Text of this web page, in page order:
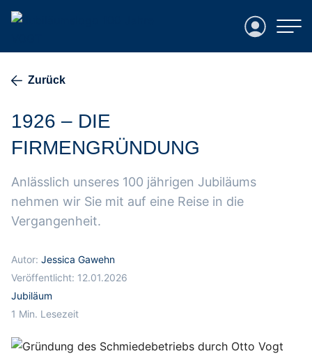
Login
Zurück
1926 – DIE
FIRMENGRÜNDUNG
Anlässlich unseres 100 jährigen Jubiläums
nehmen wir Sie mit auf eine Reise in die
Vergangenheit.
Autor: Jessica Gawehn
Veröffentlicht: 12.01.2026
Jubiläum
1 Min. Lesezeit